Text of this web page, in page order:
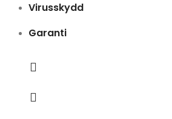
Virusskydd
Garanti